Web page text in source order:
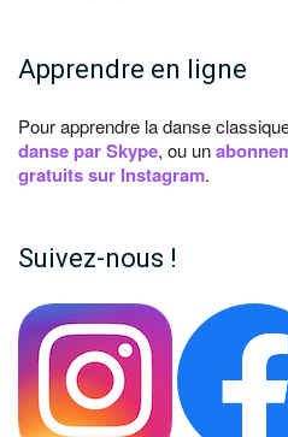
Apprendre en ligne
Pour apprendre la danse
danse par Skype, ou un
gratuits sur Instagram.
Suivez-nous !